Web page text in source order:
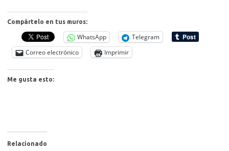
Compártelo en tus muros:
WhatsApp
Telegram
Correo electrónico
Imprimir
Me gusta esto:
Relacionado